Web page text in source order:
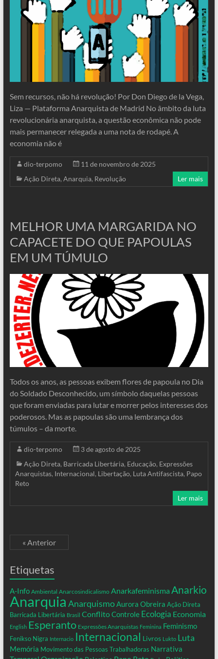
Sem recursos, não há revolução! Por Don Diego de la Vega,
Liza — Plataforma Anarquista de Madrid No âmbito da luta
revolucionária anarquista, a questão econômica não pode
mais permanecer relegada a uma nota de rodapé. A
economia não é
dio-terpomo
11 de novembro de 2025
Ação Direta, Anarquia, Revolução Ler mais
MELHOR UMA MARGARIDA NO
CAPACETE DO QUE PAPOULAS
EM UM TÚMULO
Todos os anos, as pessoas exibem flores de papoula no Dia
do Soldado Desconhecido, um símbolo daquelas pessoas
que foram enviadas para lutar e morrer pelos interesses dos
poderosos. Mas as papoulas são uma lembrança dos
túmulos – da morte.
dio-terpomo
3 de agosto de 2025
Ação Direta, Barricada Libertária, Educação, Expressões
Anarquistas, Internacional, Libertação, Luta Antifascista, Papo
Reto
Ler mais
« Anterior
Etiquetas
A-Info Ambiental Anarcosindicalismo Anarkafeminisma Anarkio
Anarquia AnarquismoAurora Obreira Ação Direta
Barricada Libertária Brasil ConflitoControle Ecologia Economia
English Esperanto Expressões Anarquistas Feminina Feminismo
Fenikso Nigra Internacio Internacional Livros Lukto Luta
Memória Movimento das Pessoas Trabalhadoras Narrativa